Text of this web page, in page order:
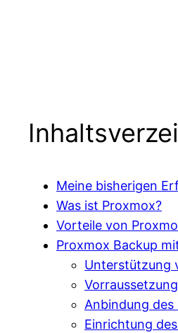
Meine bisherigen
Was ist Proxmox?
Vorteile von
Proxmox Backup
Unterstützung
Anbindung des
Einrichtung